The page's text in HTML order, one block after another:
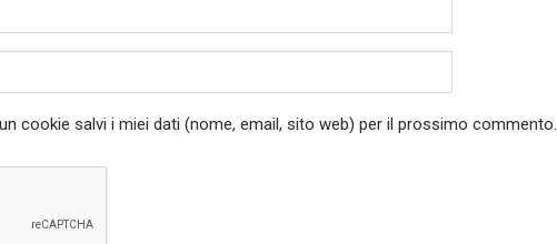
cookie salvi i miei dati (nome, email, sito web) per il prossimo commento.